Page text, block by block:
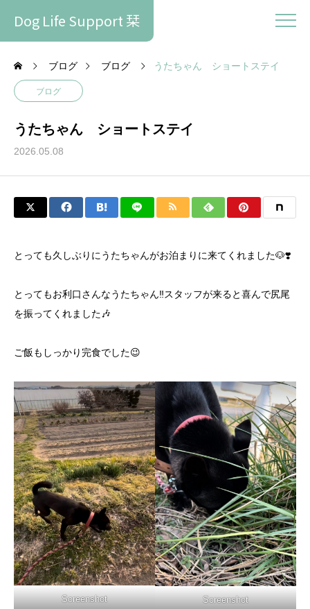
Dog Life Support 栞
ブログ ブログ うたちゃん ショートステイ
ブログ
うたちゃん ショートステイ
2026.05.08
とっても久しぶりにうたちゃんがお泊まりに来てくれました🐶❣️
とってもお利口さんなうたちゃん‼️スタッフが来ると喜んで尻尾
を振ってくれました🎶
ご飯もしっかり完食でした😉
Screenshot Screenshot